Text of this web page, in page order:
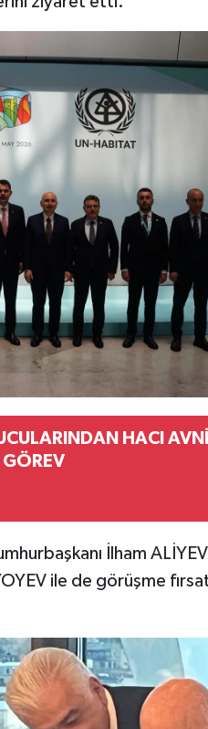
HACI AVNİ
GÖREV
İlham
ile de görüşme